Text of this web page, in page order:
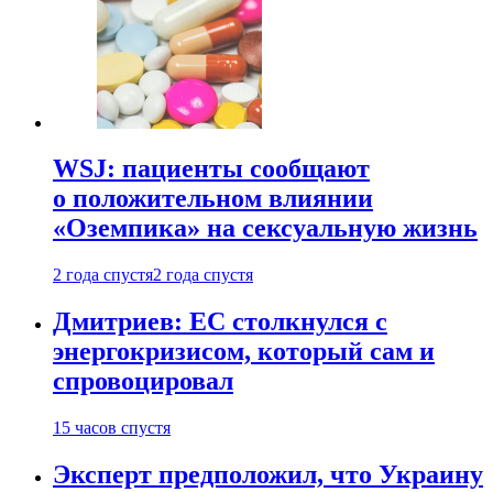
WSJ: пациенты сообщают
о положительном влиянии
«Оземпика» на сексуальную жизнь
2 года спустя2 года спустя
Дмитриев: ЕС столкнулся с
энергокризисом, который сам и
спровоцировал
15 часов спустя
Эксперт предположил, что Украину